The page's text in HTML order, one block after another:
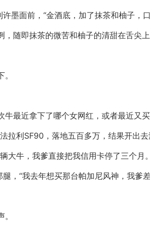
墨面前，“金酒底，加了抹茶和柚子，
随即抹茶的微苦和柚子的清甜在舌尖上
最近拿下了哪个女网红，或者最近又买
拉利SF90，落地五百多万，结果开出
大牛，我爹直接把我信用卡停了三个月
，“我去年想买那台帕加尼风神，我爹